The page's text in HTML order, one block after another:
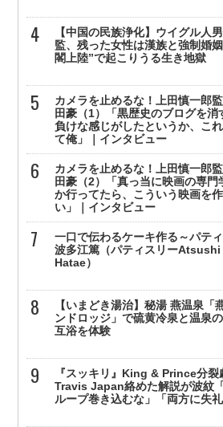
【中国の民族浄化】ウイグル人
監、残った女性は漢族と強制婚
閣上陸”で起こりうる生き地獄
カメラを止めるな！上田慎一郎
田豪（1）「黒歴史のブログを消
負けな感じがしたというか、こ
て俺」｜インタビュー
カメラを止めるな！上田慎一郎
田豪（2）「真っ当に映画の専門
か行ってたら、こういう映画を
い」｜インタビュー
一口で伝わるケーキ作る～パティ
波多江篤（パティスリーAtsushi
Hatae）
【いまどき湯治】秘湯 燕温泉「
ンドロッジ」で硫黄冷泉と温泉
互浴を体験
『スッキリ』King & Prince分裂
Travis Japan絡めた解説が波紋
ループ巻き込むな」「両方に失礼